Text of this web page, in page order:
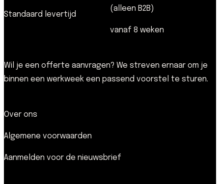
Standaard levertijd
(alleen B2B)
vanaf 8 weken
Wil je een offerte aanvragen? We streven ernaar om je
binnen een werkweek een passend voorstel te sturen.
Over ons
Algemene voorwaarden
Aanmelden voor de nieuwsbrief